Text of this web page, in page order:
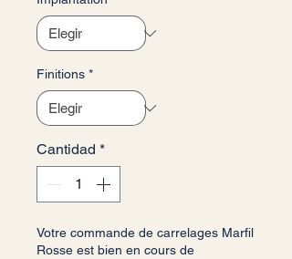
Finitions *
Cantidad *
Votre commande de carrelages Marfil
Rosse est bien en cours de